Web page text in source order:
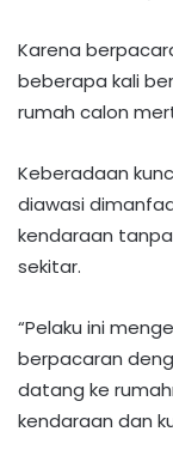
Karena
beberapa kali
rumah calon
Keberadaan
diawasi
kendaraan
sekitar.
“Pelaku ini
berpacaran
datang ke
kendaraan dan